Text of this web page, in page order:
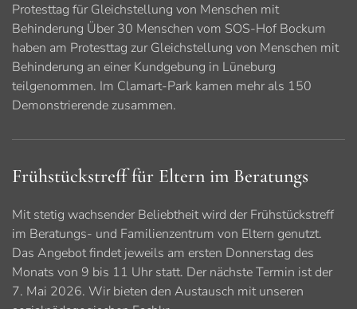
Protesttag für Gleichstellung von Menschen mit
Behinderung Über 30 Menschen vom SOS-Hof Bockum
haben am Protesttag zur Gleichstellung von Menschen mit
Behinderung an einer Kundgebung in Lüneburg
teilgenommen. Im Clamart-Park kamen mehr als 150
Demonstrierende zusammen.
Frühstückstreff für Eltern im Beratungs
Mit stetig wachsender Beliebtheit wird der Frühstückstreff
im Beratungs- und Familienzentrum von Eltern genutzt.
Das Angebot findet jeweils am ersten Donnerstag des
Monats von 9 bis 11 Uhr statt. Der nächste Termin ist der
7. Mai 2026. Wir bieten den Austausch mit unseren